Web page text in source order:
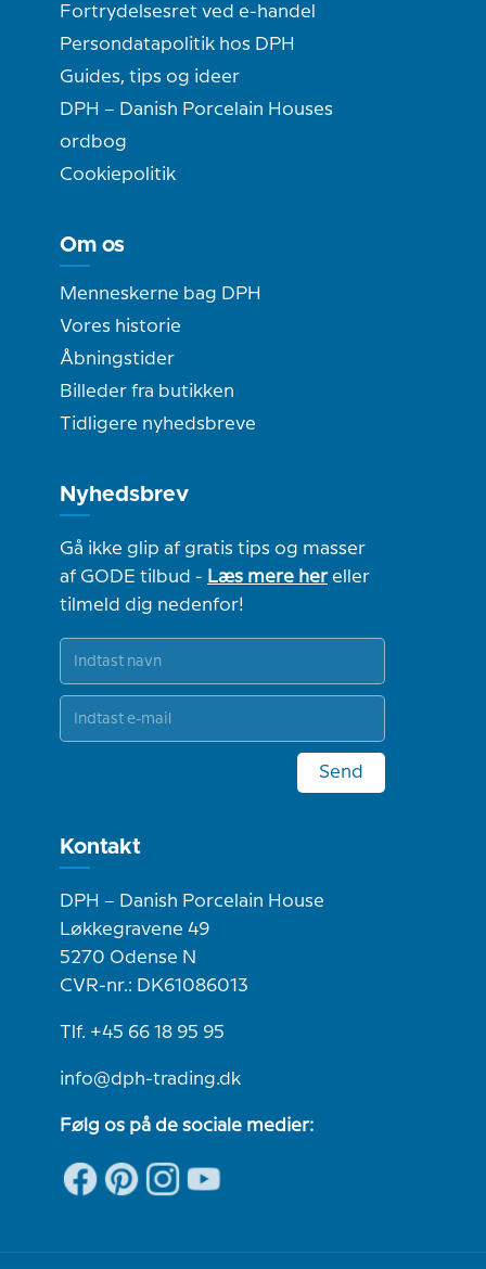
Fortrydelsesret ved e-handel
Persondatapolitik hos DPH
Guides, tips og ideer
DPH – Danish Porcelain Houses
ordbog
Cookiepolitik
Om os
Menneskerne bag DPH
Vores historie
Åbningstider
Billeder fra butikken
Tidligere nyhedsbreve
Nyhedsbrev
Gå ikke glip af gratis tips og masser
af GODE tilbud - Læs mere hereller
tilmeld dig nedenfor!
Send
Kontakt
DPH – Danish Porcelain House
Løkkegravene 49
5270 Odense N
CVR-nr.: DK61086013
Tlf. +45 66 18 95 95
info@dph-trading.dk
Følg os på de sociale medier: